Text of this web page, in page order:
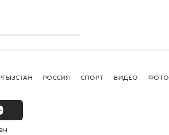
РОССИЯ СПОРТ ВИДЕО ФОТО